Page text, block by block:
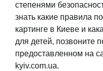
степенями
знать какие правила
картинге в Киеве и
для детей, позвоните
предоставленном на
kyiv.com.ua.